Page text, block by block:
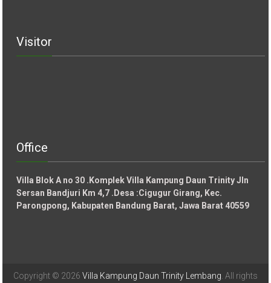
Visitor
Office
Villa Blok A no 30 .Komplek Villa Kampung Daun Trinity Jln
Sersan Bandjuri Km 4,7 .Desa :Cigugur Girang, Kec.
Parongpong, Kabupaten Bandung Barat, Jawa Barat 40559
Copyright © 2026 Villa Kampung Daun Trinity Lembang. All rights